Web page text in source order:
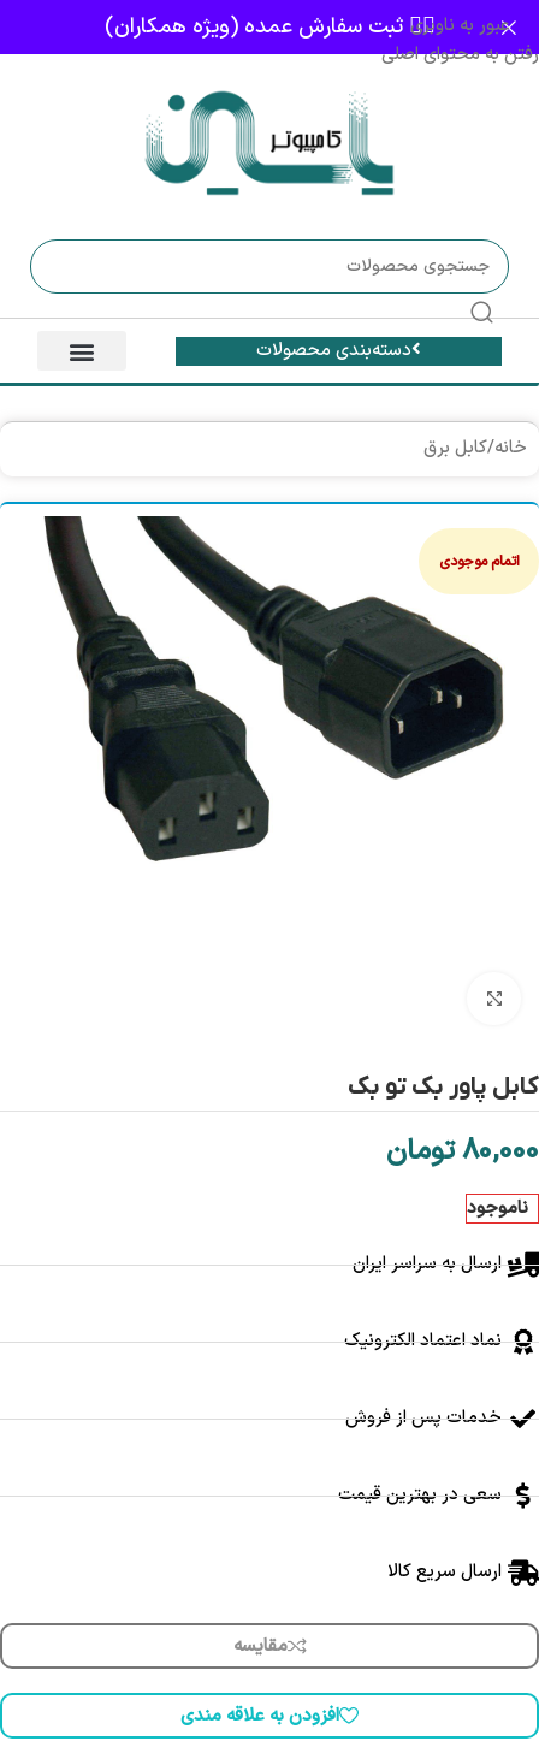
عبور به ناوبری
رفتن به محتوای اصلی
👈🏻 ثبت سفارش عمده (ویژه همکاران)
دسته‌بندی محصولات
خانه/کابل برق
اتمام موجودی
کابل پاور بک تو بک
80,000تومان
ناموجود
ارسال به سراسر ایران
نماد اعتماد الکترونیک
خدمات پس از فروش
سعی در بهترین قیمت
ارسال سریع کالا
مقایسه
افزودن به علاقه مندی